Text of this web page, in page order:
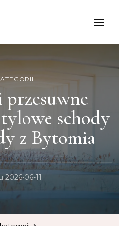
schody
z Bytomia
2026-06-11